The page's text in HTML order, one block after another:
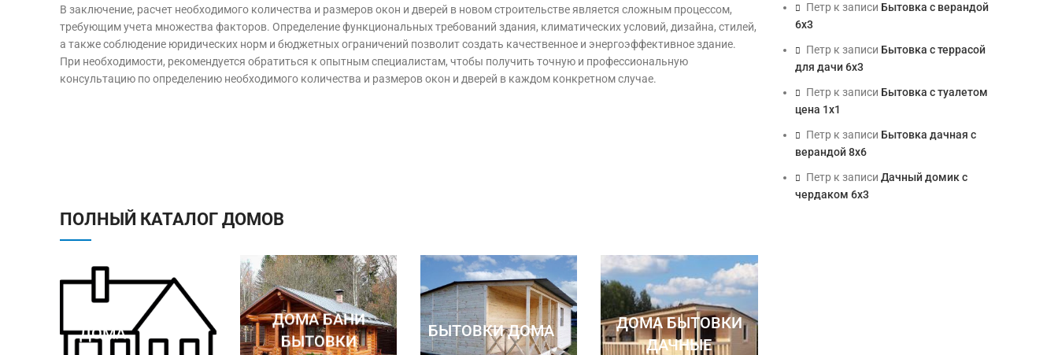
В заключение, расчет необходимого количества и размеров окон и дверей в новом строительстве является сложным процессом,
требующим учета множества факторов. Определение функциональных требований здания, климатических условий, дизайна, стилей,
а также соблюдение юридических норм и бюджетных ограничений позволит создать качественное и энергоэффективное здание.
При необходимости, рекомендуется обратиться к опытным специалистам, чтобы получить точную и профессиональную
консультацию по определению необходимого количества и размеров окон и дверей в каждом конкретном случае.
ПОЛНЫЙ КАТАЛОГ ДОМОВ
ДОМА
ДОМА БАНИ
БЫТОВКИ
БЫТОВКИ ДОМА
ДОМА БЫТОВКИ
ДАЧНЫЕ
Петр к записи Бытовка с верандой
6х3
Петр к записи Бытовка с террасой
для дачи 6х3
Петр к записи Бытовка с туалетом
цена 1х1
Петр к записи Бытовка дачная с
верандой 8х6
Петр к записи Дачный домик с
чердаком 6х3